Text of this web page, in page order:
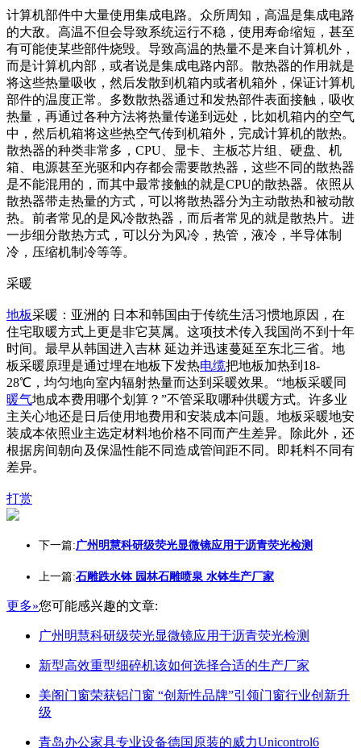
计算机部件中大量使用集成电路。众所周知，高温是集成电路
的大敌。高温不但会导致系统运行不稳，使用寿命缩短，甚至
有可能使某些部件烧毁。导致高温的热量不是来自计算机外，
而是计算机内部，或者说是集成电路内部。散热器的作用就是
将这些热量吸收，然后发散到机箱内或者机箱外，保证计算机
部件的温度正常。多数散热器通过和发热部件表面接触，吸收
热量，再通过各种方法将热量传递到远处，比如机箱内的空气
中，然后机箱将这些热空气传到机箱外，完成计算机的散热。
散热器的种类非常多，CPU、显卡、主板芯片组、硬盘、机
箱、电源甚至光驱和内存都会需要散热器，这些不同的散热器
是不能混用的，而其中最常接触的就是CPU的散热器。依照从
散热器带走热量的方式，可以将散热器分为主动散热和被动散
热。前者常见的是风冷散热器，而后者常见的就是散热片。进
一步细分散热方式，可以分为风冷，热管，液冷，半导体制
冷，压缩机制冷等等。
采暖
地板采暖：亚洲的 日本和韩国由于传统生活习惯地原因，在
住宅取暖方式上更是非它莫属。这项技术传入我国尚不到十年
时间。最早从韩国进入吉林 延边并迅速蔓延至东北三省。地
板采暖原理是通过埋在地板下发热电缆把地板加热到18-
28℃，均匀地向室内辐射热量而达到采暖效果。“地板采暖同
暖气地成本费用哪个划算？”不管采取哪种供暖方式。许多业
主关心地还是日后使用地费用和安装成本问题。地板采暖地安
装成本依照业主选定材料地价格不同而产生差异。除此外，还
根据房间朝向及保温性能不同造成管间距不同。即耗料不同有
差异。
打赏
下一篇:广州明慧科研级荧光显微镜应用于沥青荧光检测
上一篇:石雕跌水钵 园林石雕喷泉 水钵生产厂家
更多»您可能感兴趣的文章:
广州明慧科研级荧光显微镜应用于沥青荧光检测
新型高效重型细碎机该如何选择合适的生产厂家
美阁门窗荣获铝门窗 “创新性品牌”引领门窗行业创新升
级
青岛办公家具专业设备德国原装的威力Unicontrol6